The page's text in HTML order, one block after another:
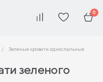
0
Зеленые кровати односпальные
зеленого